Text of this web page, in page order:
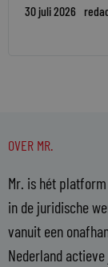
30 juli 2026
OVER MR.
Mr. is hét
in de juridische
vanuit een
Nederland